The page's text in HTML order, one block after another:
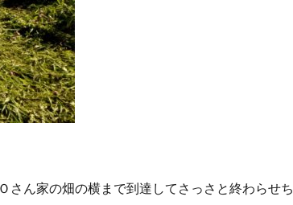
さん家の畑の横まで到達してさっさと終わらせち